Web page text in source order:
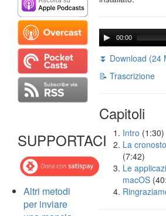
SUPPORTACI
Altri metodi
per inviare
00:00
⏬ Download (24
📝 Trascrizione
Capitoli
Intro (1:30)
La
(7:42)
Le
macOS